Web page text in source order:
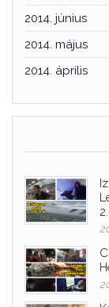
2014. június
2014. május
2014. április